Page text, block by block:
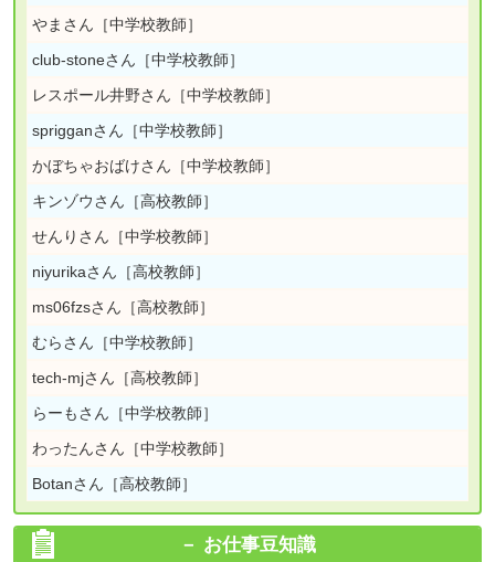
やまさん［中学校教師］
club-stoneさん［中学校教師］
レスポール井野さん［中学校教師］
sprigganさん［中学校教師］
かぼちゃおばけさん［中学校教師］
キンゾウさん［高校教師］
せんりさん［中学校教師］
niyurikaさん［高校教師］
ms06fzsさん［高校教師］
むらさん［中学校教師］
tech-mjさん［高校教師］
らーもさん［中学校教師］
わったんさん［中学校教師］
Botanさん［高校教師］
お仕事豆知識